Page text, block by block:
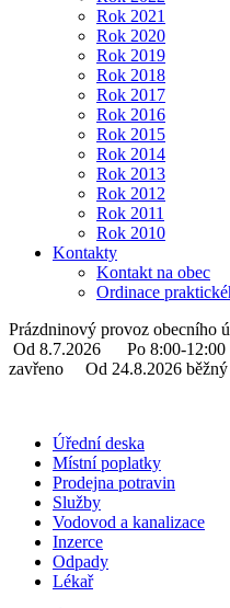
Rok 2021
Rok 2020
Rok 2019
Rok 2018
Rok 2017
Rok 2016
Rok 2015
Rok 2014
Rok 2013
Rok 2012
Rok 2011
Rok 2010
Kontakty
Kontakt na obec
Ordinace
Prázdninový provoz obecního
Od 8.7.2026 Po 8:00-12:00
zavřeno Od 24.8.2026 běžný
Úřední deska
Místní poplatky
Prodejna potravin
Služby
Vodovod a kanalizace
Inzerce
Odpady
Lékař